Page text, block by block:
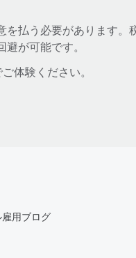
を払う必要があります。
が可能です。
ご体験ください。
用ブログ